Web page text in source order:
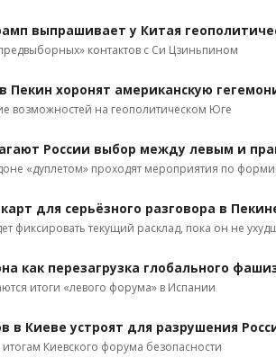
выпрашивает у Китая
контактов с Си Цзиньпином
Пекин хоронят американскую
возможностей на геополитическом Юге
России выбор между левым и
«дуплетом» проходят мероприятия по
для серьёзного разговора в
фиксировать текущий расклад, пока он не
как перезагрузка глобального
итоги «левого форума» в Испании
в Киеве устроят для разрушения
Киевского форума безопасности